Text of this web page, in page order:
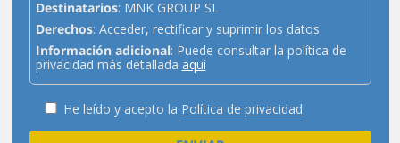
Destinatarios: MNK GROUP SL
Derechos: Acceder, rectificar y suprimir los datos
Información adicional: Puede consultar la política de
privacidad más detallada aquí
He leído y acepto la Política de privacidad